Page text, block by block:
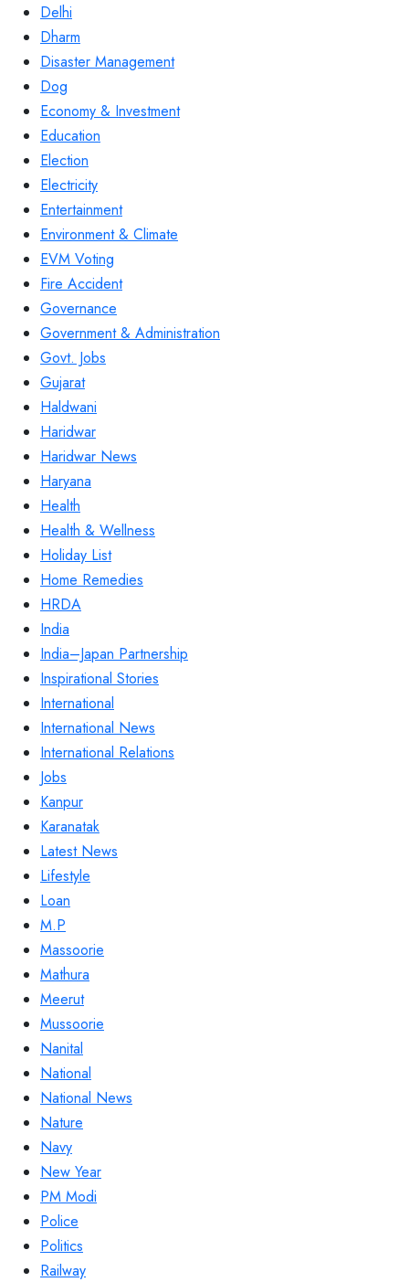
Delhi
Dharm
Disaster Management
Dog
Economy & Investment
Education
Election
Electricity
Entertainment
Environment & Climate
EVM Voting
Fire Accident
Governance
Government & Administration
Govt. Jobs
Gujarat
Haldwani
Haridwar
Haridwar News
Haryana
Health
Health & Wellness
Holiday List
Home Remedies
HRDA
India
India–Japan Partnership
Inspirational Stories
International
International News
International Relations
Jobs
Kanpur
Karanatak
Latest News
Lifestyle
Loan
M.P
Massoorie
Mathura
Meerut
Mussoorie
Nanital
National
National News
Nature
Navy
New Year
PM Modi
Police
Politics
Railway